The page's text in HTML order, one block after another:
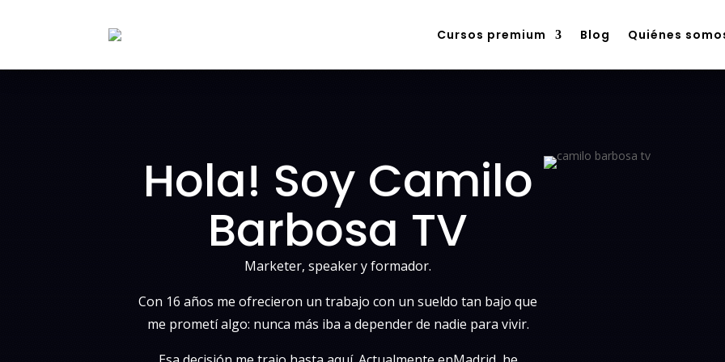
Cursos premium Blog Quiénes
Cursos premium Blog Quiénes
Hola! Soy Camilo
Barbosa TV
Marketer, speaker y formador.
Con 16 años me ofrecieron un trabajo con un sueldo tan bajo que
me prometí algo: nunca más iba a depender de nadie para vivir.